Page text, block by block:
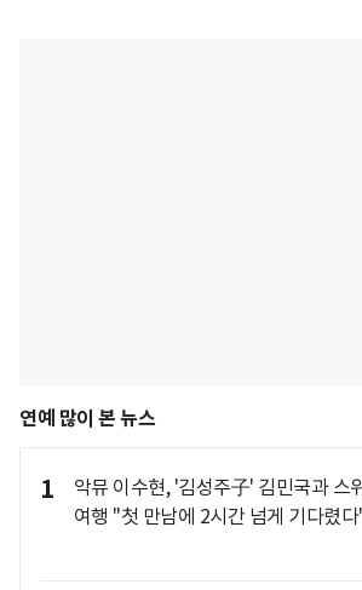
연예 많이 본 뉴스
1
악뮤 이수현, '김성주子' 김민국과 스
여행 "첫 만남에 2시간 넘게 기다렸